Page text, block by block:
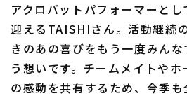
特定商取引法の表示 アル
アクロバットパフォーマーと
迎えるTAISHIさん。活動継続
きのあの喜びをもう一度みん
う想いです。チームメイトや
の感動を共有するため、今季